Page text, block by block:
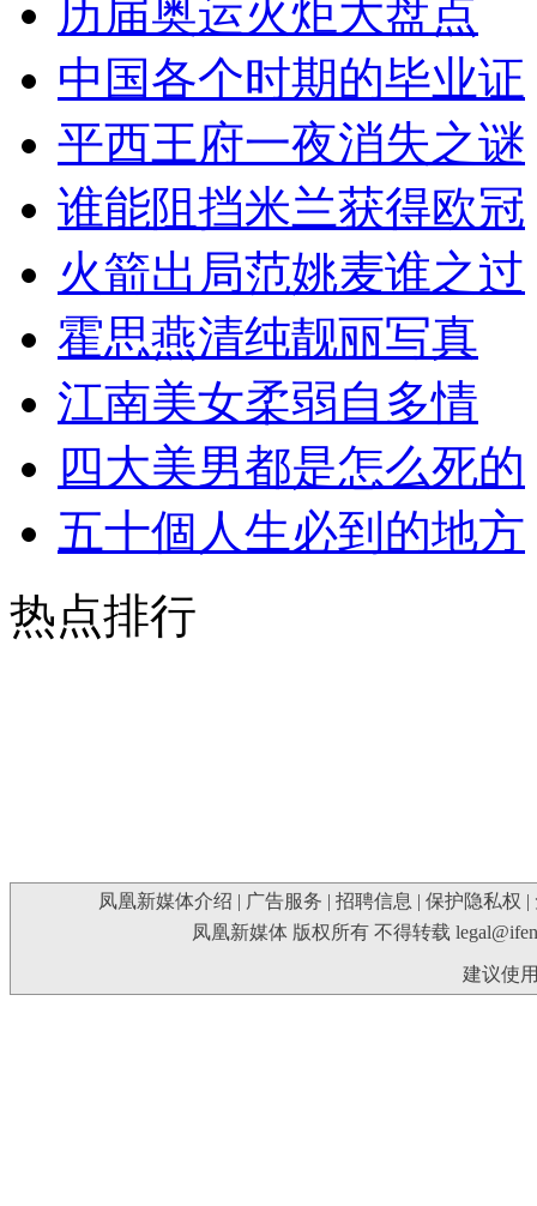
历届奥运火炬大盘点
中国各个时期的毕业证
平西王府一夜消失之谜
谁能阻挡米兰获得欧冠
火箭出局范姚麦谁之过
霍思燕清纯靓丽写真
江南美女柔弱自多情
四大美男都是怎么死的
五十個人生必到的地方
热点排行
凤凰新媒体介绍 | 广告服务 | 招聘信息 | 保护隐私权 |
凤凰新媒体 版权所有 不得转载
建议使